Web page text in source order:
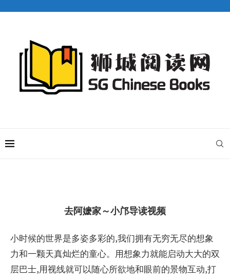
去阿嬷家～小邝导读视频
小时候的世界是多姿多彩的,我们拥有无穷无尽的想象
力和一颗天真灿烂的童心。用想象力就能启动大大的双
层巴士,用视线就可以随心所欲地和眼前的景物互动,打